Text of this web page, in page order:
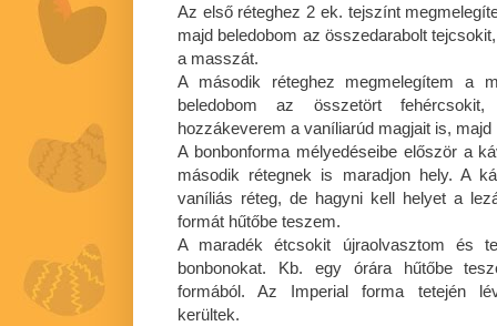
Az első réteghez 2 ek. tejszínt
majd beledobom az összedarabolt
a masszát.
A második réteghez megmelegítem a
beledobom az összetört
hozzákeverem a vaníliarúd magjait is,
A bonbonforma mélyedéseibe először a
második rétegnek is maradjon hely. A
vaníliás réteg, de hagyni kell helyet a
formát hűtőbe teszem.
A maradék étcsokit újraolvasztom és
bonbonokat. Kb. egy órára hűtőbe
formából. Az Imperial forma tetején
kerültek.